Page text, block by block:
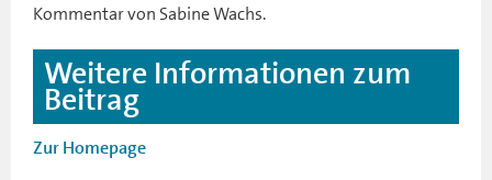
Kommentar von Sabine Wachs.
Weitere Informationen zum
Beitrag
Zur Homepage